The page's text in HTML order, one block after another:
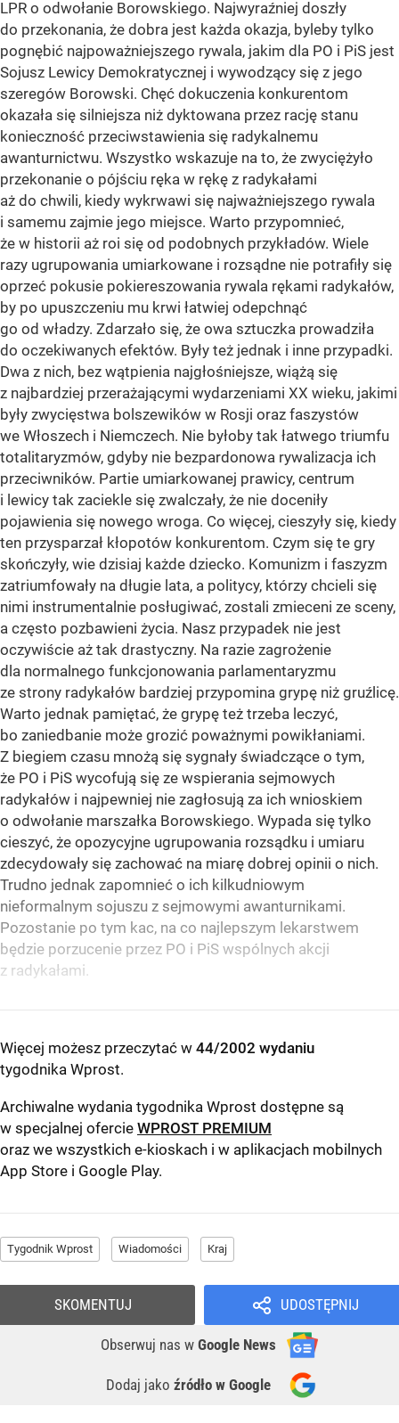
LPR o odwołanie Borowskiego. Najwyraźniej doszły
do przekonania, że dobra jest każda okazja, byleby tylko
pognębić najpoważniejszego rywala, jakim dla PO i PiS jest
Sojusz Lewicy Demokratycznej i wywodzący się z jego
szeregów Borowski. Chęć dokuczenia konkurentom
okazała się silniejsza niż dyktowana przez rację stanu
konieczność przeciwstawienia się radykalnemu
awanturnictwu. Wszystko wskazuje na to, że zwyciężyło
przekonanie o pójściu ręka w rękę z radykałami
aż do chwili, kiedy wykrwawi się najważniejszego rywala
i samemu zajmie jego miejsce. Warto przypomnieć,
że w historii aż roi się od podobnych przykładów. Wiele
razy ugrupowania umiarkowane i rozsądne nie potrafiły się
oprzeć pokusie pokiereszowania rywala rękami radykałów,
by po upuszczeniu mu krwi łatwiej odepchnąć
go od władzy. Zdarzało się, że owa sztuczka prowadziła
do oczekiwanych efektów. Były też jednak i inne przypadki.
Dwa z nich, bez wątpienia najgłośniejsze, wiążą się
z najbardziej przerażającymi wydarzeniami XX wieku, jakimi
były zwycięstwa bolszewików w Rosji oraz faszystów
we Włoszech i Niemczech. Nie byłoby tak łatwego triumfu
totalitaryzmów, gdyby nie bezpardonowa rywalizacja ich
przeciwników. Partie umiarkowanej prawicy, centrum
i lewicy tak zaciekle się zwalczały, że nie doceniły
pojawienia się nowego wroga. Co więcej, cieszyły się, kiedy
ten przysparzał kłopotów konkurentom. Czym się te gry
skończyły, wie dzisiaj każde dziecko. Komunizm i faszyzm
zatriumfowały na długie lata, a politycy, którzy chcieli się
nimi instrumentalnie posługiwać, zostali zmieceni ze sceny,
a często pozbawieni życia. Nasz przypadek nie jest
oczywiście aż tak drastyczny. Na razie zagrożenie
dla normalnego funkcjonowania parlamentaryzmu
ze strony radykałów bardziej przypomina grypę niż gruźlicę.
Warto jednak pamiętać, że grypę też trzeba leczyć,
bo zaniedbanie może grozić poważnymi powikłaniami.
Z biegiem czasu mnożą się sygnały świadczące o tym,
że PO i PiS wycofują się ze wspierania sejmowych
radykałów i najpewniej nie zagłosują za ich wnioskiem
o odwołanie marszałka Borowskiego. Wypada się tylko
cieszyć, że opozycyjne ugrupowania rozsądku i umiaru
zdecydowały się zachować na miarę dobrej opinii o nich.
Trudno jednak zapomnieć o ich kilkudniowym
nieformalnym sojuszu z sejmowymi awanturnikami.
Pozostanie po tym kac, na co najlepszym lekarstwem
będzie porzucenie przez PO i PiS wspólnych akcji
z radykałami.
Więcej możesz przeczytać w 44/2002 wydaniu
tygodnika Wprost.
Archiwalne wydania tygodnika Wprost dostępne są
w specjalnej ofercie WPROST PREMIUM
oraz we wszystkich e-kioskach i w aplikacjach mobilnych
App Store i Google Play.
Tygodnik Wprost Wiadomości Kraj
UDOSTĘPNIJ
Obserwuj nas w Google News
Dodaj jako źródło w Google
SKOMENTUJ